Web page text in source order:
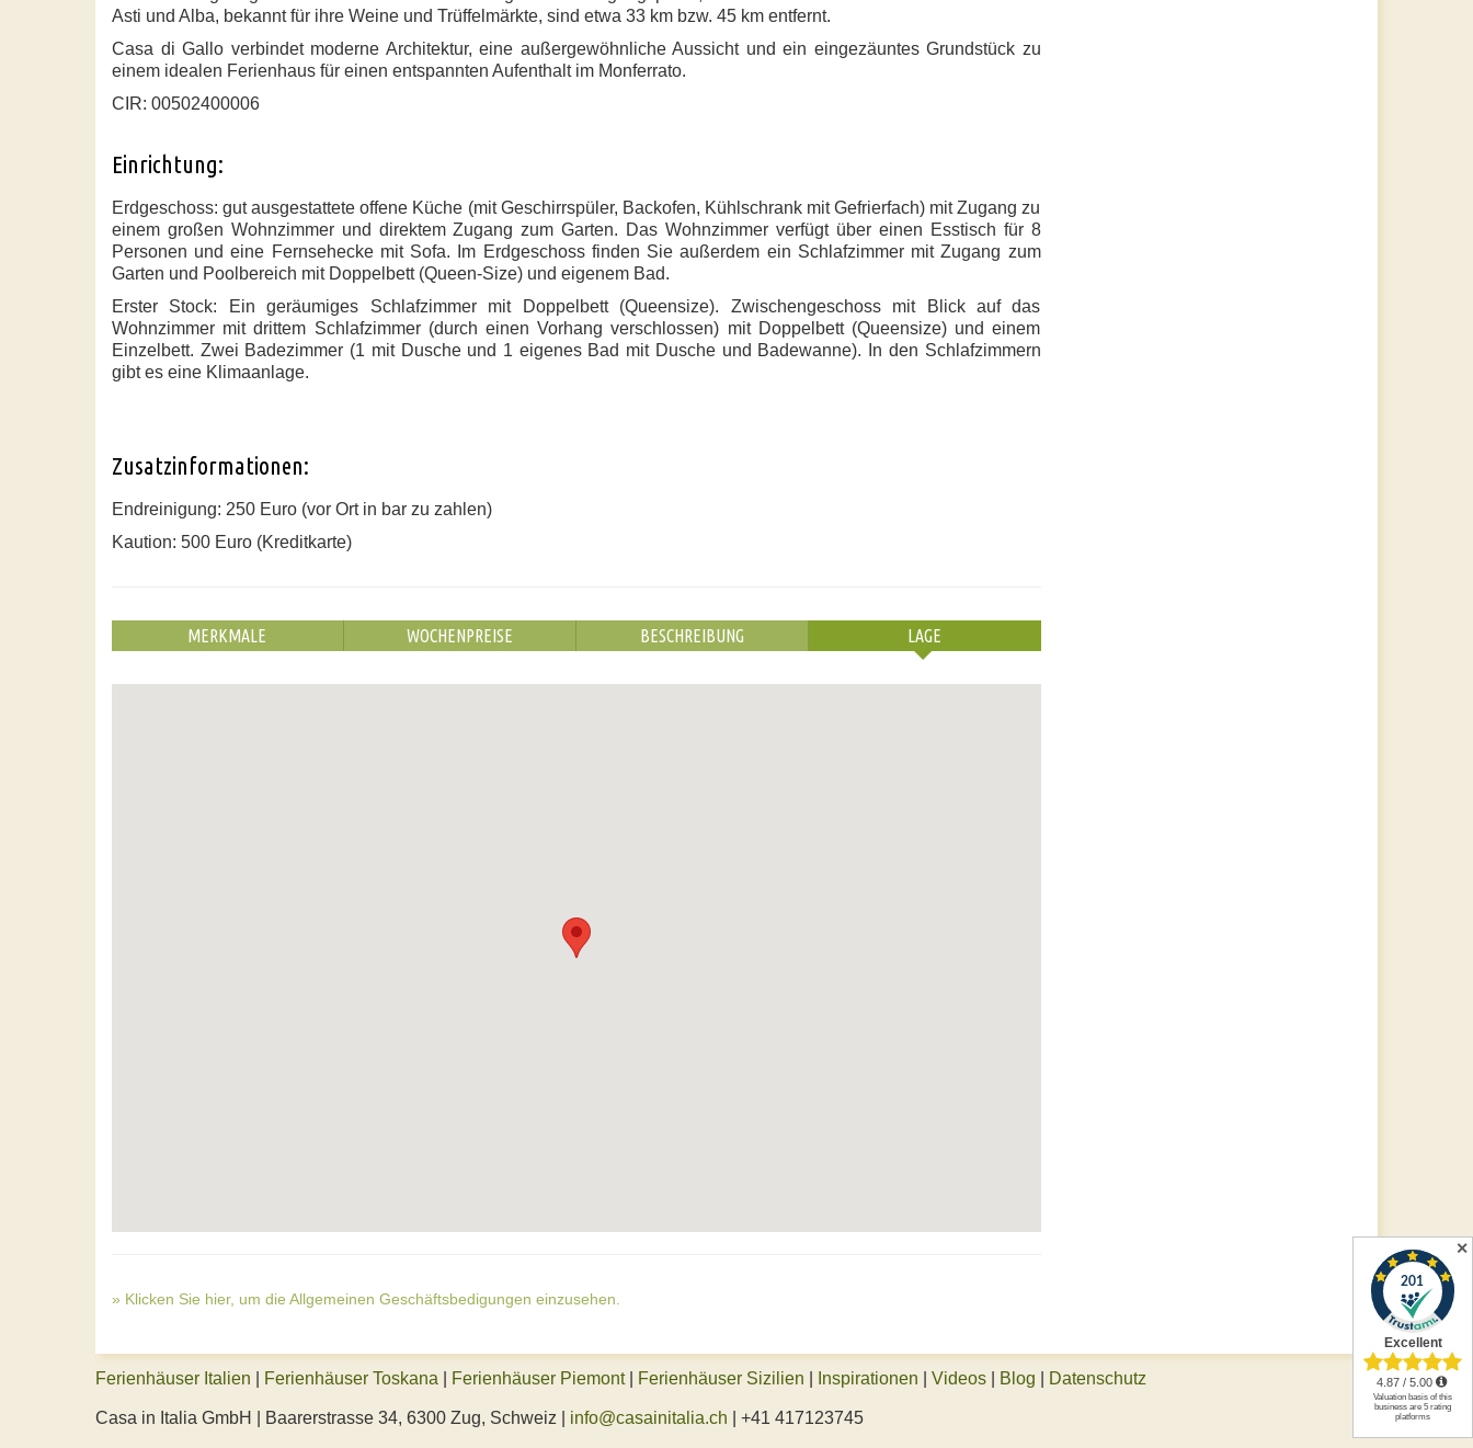
Asti und Alba, bekannt für ihre Weine und Trüffelmärkte, sind etwa 33 km bzw. 45 km entfernt.
Casa di Gallo verbindet moderne Architektur, eine außergewöhnliche Aussicht und ein eingezäuntes Grundstück zu
einem idealen Ferienhaus für einen entspannten Aufenthalt im Monferrato.
CIR: 00502400006
Einrichtung:
Erdgeschoss: gut ausgestattete offene Küche (mit Geschirrspüler, Backofen, Kühlschrank mit Gefrierfach) mit Zugang zu
einem großen Wohnzimmer und direktem Zugang zum Garten. Das Wohnzimmer verfügt über einen Esstisch für 8
Personen und eine Fernsehecke mit Sofa. Im Erdgeschoss finden Sie außerdem ein Schlafzimmer mit Zugang zum
Garten und Poolbereich mit Doppelbett (Queen-Size) und eigenem Bad.
Erster Stock: Ein geräumiges Schlafzimmer mit Doppelbett (Queensize). Zwischengeschoss mit Blick auf das
Wohnzimmer mit drittem Schlafzimmer (durch einen Vorhang verschlossen) mit Doppelbett (Queensize) und einem
Einzelbett. Zwei Badezimmer (1 mit Dusche und 1 eigenes Bad mit Dusche und Badewanne). In den Schlafzimmern
gibt es eine Klimaanlage.
Zusatzinformationen:
Endreinigung: 250 Euro (vor Ort in bar zu zahlen)
Kaution: 500 Euro (Kreditkarte)
MERKMALE WOCHENPREISE BESCHREIBUNG LAGE
» Klicken Sie hier, um die Allgemeinen Geschäftsbedigungen einzusehen.
Ferienhäuser Italien Ferienhäuser Toskana Ferienhäuser Piemont| Ferienhäuser Sizilien Inspirationen Videos Blog Datenschutz
Casa in Italia GmbH | Baarerstrasse 34, 6300 Zug, Schweiz | info@casainitalia.ch | +41 417123745
✕